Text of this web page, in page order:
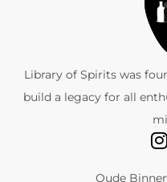
Library of Spirits was
build a legacy for all
Oude